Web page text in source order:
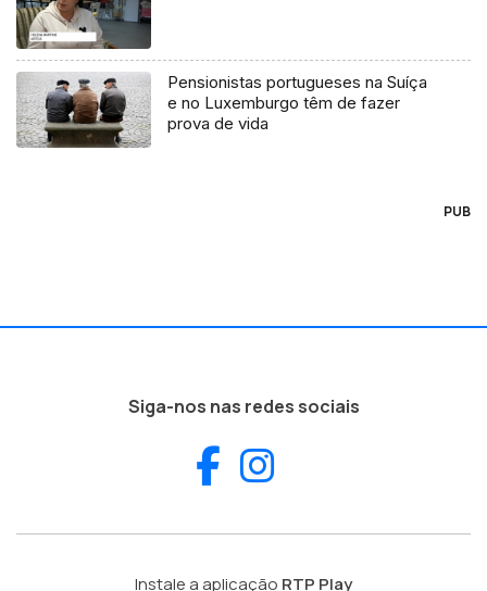
Pensionistas portugueses na Suíça
e no Luxemburgo têm de fazer
prova de vida
PUB
Siga-nos nas redes sociais
Facebook
Instale a aplicação RTP Play